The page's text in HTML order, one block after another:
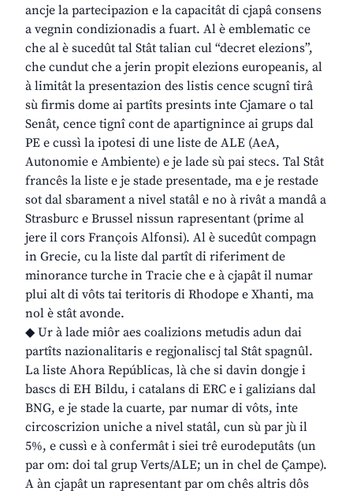
ancje la partecipazion e la capacitât di cjapâ consens
a vegnin condizionadis a fuart. Al è emblematic ce
che al è sucedût tal Stât talian cul “decret elezions”,
che cundut che a jerin propit elezions europeanis, al
à limitât la presentazion des listis cence scugnî tirâ
sù firmis dome ai partîts presints inte Cjamare o tal
Senât, cence tignî cont de apartignince ai grups dal
PE e cussì la ipotesi di une liste de ALE (AeA,
Autonomie e Ambiente) e je lade sù pai stecs. Tal Stât
francês la liste e je stade presentade, ma e je restade
sot dal sbarament a nivel statâl e no à rivât a mandâ a
Strasburc e Brussel nissun rapresentant (prime al
jere il cors François Alfonsi). Al è sucedût compagn
in Grecie, cu la liste dal partît di riferiment de
minorance turche in Tracie che e à cjapât il numar
plui alt di vôts tai teritoris di Rhodope e Xhanti, ma
nol è stât avonde.
◆ Ur à lade miôr aes coalizions metudis adun dai
partîts nazionalitaris e regjonaliscj tal Stât spagnûl.
La liste Ahora Repúblicas, là che si davin dongje i
bascs di EH Bildu, i catalans di ERC e i galizians dal
BNG, e je stade la cuarte, par numar di vôts, inte
circoscrizion uniche a nivel statâl, cun sù par jù il
5%, e cussì e à confermât i siei trê eurodeputâts (un
par om: doi tal grup Verts/ALE; un in chel de Çampe).
A àn cjapât un rapresentant par om chês altris dôs